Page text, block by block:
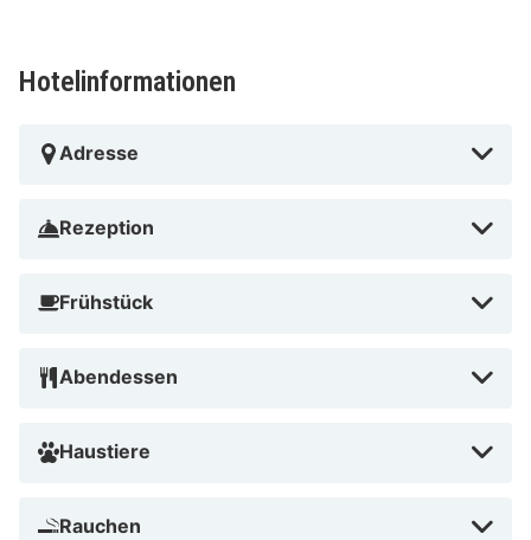
Hotelinformationen
Adresse
Rezeption
Frühstück
Abendessen
Haustiere
Rauchen